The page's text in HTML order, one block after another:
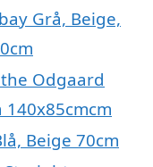
Grå, Beige,
Odgaard
Beige 70cm